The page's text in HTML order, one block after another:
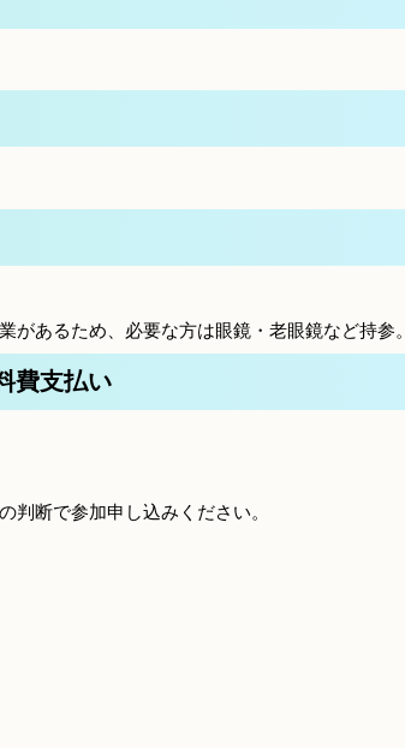
あるため、必要な方は眼鏡・老眼鏡など持参。
費支払い
判断で参加申し込みください。